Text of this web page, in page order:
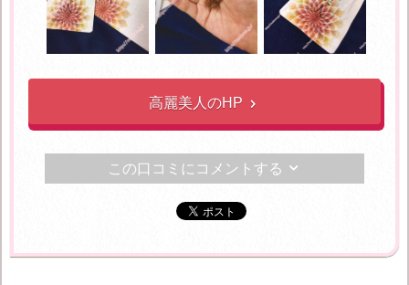
高麗美人のHP 
この口コミにコメントする 